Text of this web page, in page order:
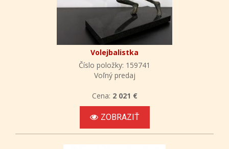
Volejbalistka
Číslo položky: 159741
Voľný predaj
Cena: 2 021 €
ZOBRAZIŤ